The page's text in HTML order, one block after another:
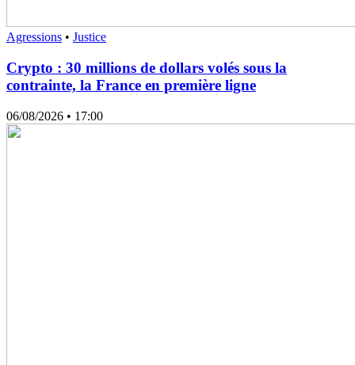
Agressions • Justice
Crypto : 30 millions de dollars volés sous la
contrainte, la France en première ligne
06/08/2026 • 17:00